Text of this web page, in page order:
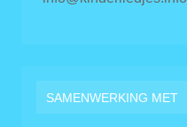
SAMENWERKING MET